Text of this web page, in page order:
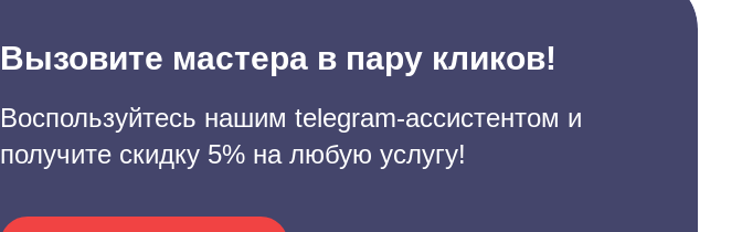
Вызовите мастера в пару кликов!
Воспользуйтесь нашим telegram-ассистентом и
получите скидку 5% на любую услугу!